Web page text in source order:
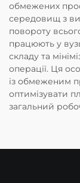
обмежених
середовищ з
повороту
працюють у
складу та
операції. Ця
із обмеженим
оптимізувати
загальний